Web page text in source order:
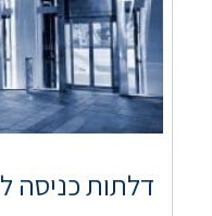
דלתות כניסה